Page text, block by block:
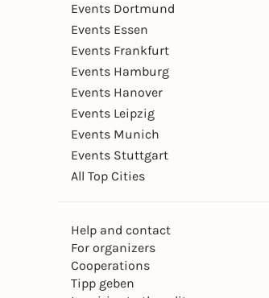
Events Dortmund
Events Essen
Events Frankfurt
Events Hamburg
Events Hanover
Events Leipzig
Events Munich
Events Stuttgart
All Top Cities
Help and contact
For organizers
Cooperations
Tipp geben